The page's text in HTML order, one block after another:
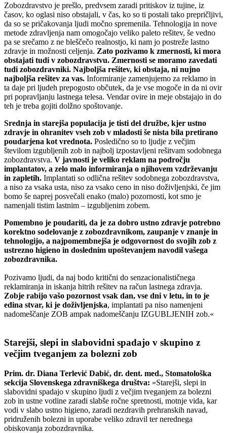
Zobozdravstvo je prešlo, predvsem zaradi pritiskov iz tujine, iz
časov, ko oglasi niso obstajali, v čas, ko so ti postali tako prepričljivi,
da so se pričakovanja ljudi močno spremenila. Tehnologija in nove
metode zdravljenja nam omogočajo veliko paleto rešitev, še vedno
pa se srečamo z ne bleščečo realnostjo, ki nam jo postreže lastno
zdravje in možnosti celjenja. Zato pozivamo k zmernosti, ki mora
obstajati tudi v zobozdravstvu. Zmernosti se moramo zavedati
tudi zobozdravniki. Najboljša rešitev, ki obstaja, ni nujno
najboljša rešitev za vas. Informiranje zamenjujemo za reklamo in
ta daje pri ljudeh prepogosto občutek, da je vse mogoče in da ni ovir
pri popravljanju lastnega telesa. Vendar ovire in meje obstajajo in do
teh je treba gojiti dolžno spoštovanje.
Srednja in starejša populacija je tisti del družbe, kjer ustno
zdravje in ohranitev vseh zob v mladosti še nista bila pretirano
poudarjena kot vrednota. Posledično so to ljudje z večjim
številom izgubljenih zob in najbolj izpostavljeni rešitvam sodobnega
zobozdravstva. V javnosti je veliko reklam na področju
implantatov, a zelo malo informiranja o njihovem vzdrževanju
in zapletih. Implantati so odlična rešitev sodobnega zobozdravstva,
a niso za vsaka usta, niso za vsako ceno in niso doživljenjski, če jim
bomo še naprej posvečali enako (malo) pozornosti, kot smo je
namenjali tistim lastnim – izgubljenim zobem.
Pomembno je poudariti, da je za dobro ustno zdravje potrebno
korektno sodelovanje z zobozdravnikom, zaupanje v znanje in
tehnologijo, a najpomembnejša je odgovornost do svojih zob z
ustrezno higieno in doslednim upoštevanjem navodil vašega
zobozdravnika.
Pozivamo ljudi, da naj bodo kritični do senzacionalističnega
reklamiranja in iskanja hitrih rešitev na račun lastnega zdravja.
Zobje rabijo vašo pozornost vsak dan, vse dni v letu, in to je
edina stvar, ki je doživljenjska, implantati pa niso namenjeni
nadomeščanje ZOB ampak nadomeščanju IZGUBLJENIH zob.«
Starejši, slepi in slabovidni spadajo v skupino z
večjim tveganjem za bolezni zob
Prim. dr. Diana Terlević Dabić, dr. dent. med., Stomatološka
sekcija Slovenskega zdravniškega društva: »Starejši, slepi in
slabovidni spadajo v skupino ljudi z večjim tveganjem za bolezni
zob in ustne votline zaradi slabše ročne spretnosti, motnje vida, kar
vodi v slabo ustno higieno, zaradi nezdravih prehranskih navad,
pridruženih bolezni in uporabe veliko zdravil ter nerednega
obiskovanja zobozdravnika.